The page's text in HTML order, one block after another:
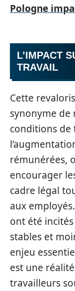
Pologne
L’IMPACT
TRAVAIL
Cette
synonyme de
conditions de
rémunérées,
encourager
cadre légal
aux
ont été
stables et
enjeu
est une
travailleurs